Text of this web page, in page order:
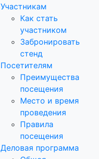
Участникам
Как стать
участником
Забронировать
стенд
Посетителям
Преимущества
посещения
Место и время
проведения
Правила
посещения
Деловая программа